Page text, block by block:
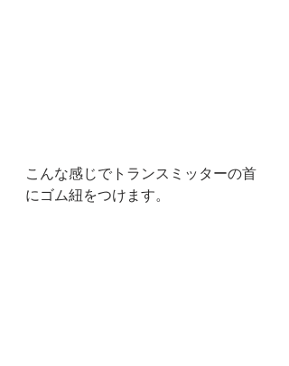
こんな感じでトランスミッターの首
にゴム紐をつけます。